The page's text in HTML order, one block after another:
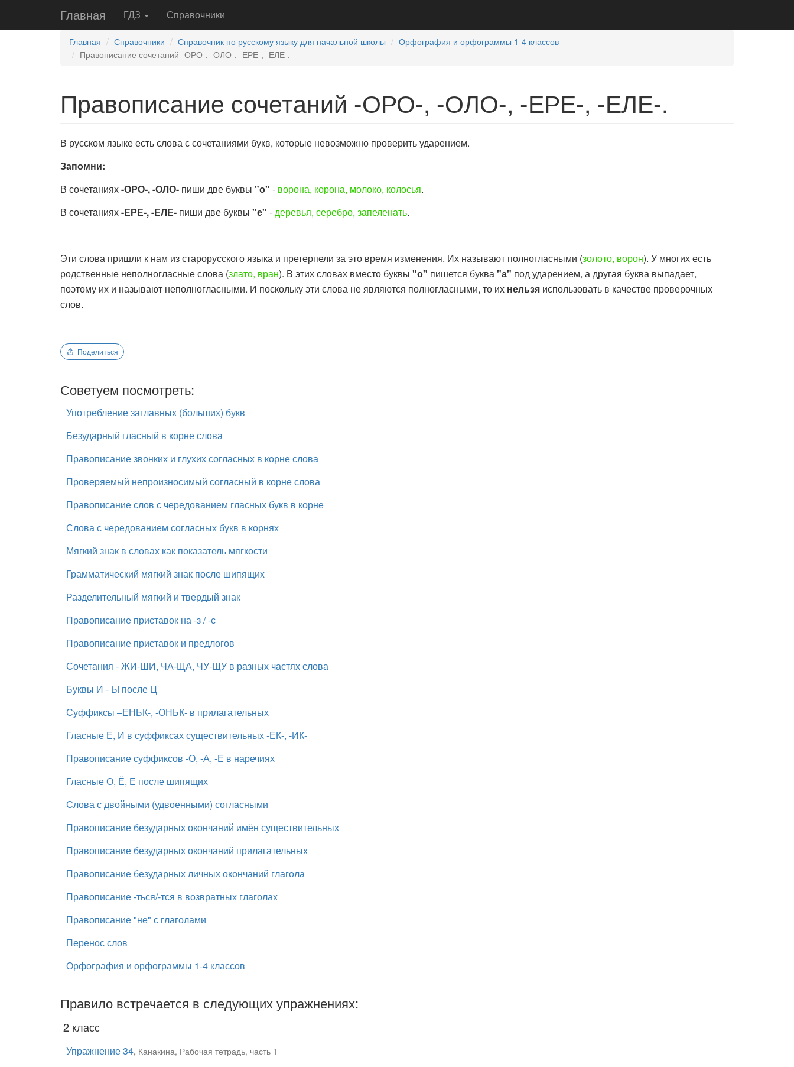
Главная ГДЗ Справочники
Главная Справочники Справочник по русскому языку для начальной школы
Орфография и орфограммы 1-4 классов
Правописание сочетаний -ОРО-, -ОЛО-, -ЕРЕ-, -ЕЛЕ-.
Правописание сочетаний -ОРО-, -ОЛО-, -ЕРЕ-, -ЕЛЕ-.
В русском языке есть слова с сочетаниями букв, которые невозможно проверить ударением.
Запомни:
В сочетаниях-ОРО-, -ОЛО- пиши две буквы "о" - ворона, корона, молоко, колосья.
В сочетаниях-ЕРЕ-, -ЕЛЕ- пиши две буквы "е" -деревья, серебро, запеленать.
Эти слова пришли к нам из старорусского языка и претерпели за это время изменения. Их называют полногласными (золото, ворон). У многих есть
родственные неполногласные слова (злато, вран). В этих словах вместо буквы "о" пишется буква"а" под ударением, а другая буква выпадает,
поэтому их и называют неполногласными. И поскольку эти слова не являются полногласными, то их нельзя использовать в качестве проверочных
слов.
Поделиться
Советуем посмотреть:
Употребление заглавных (больших) букв
Безударный гласный в корне слова
Правописание звонких и глухих согласных в корне слова
Проверяемый непроизносимый согласный в корне слова
Правописание слов с чередованием гласных букв в корне
Слова с чередованием согласных букв в корнях
Мягкий знак в словах как показатель мягкости
Грамматический мягкий знак после шипящих
Разделительный мягкий и твердый знак
Правописание приставок на -з / -с
Правописание приставок и предлогов
Сочетания - ЖИ-ШИ, ЧА-ЩА, ЧУ-ЩУ в разных частях слова
Буквы И - Ы после Ц
Суффиксы –ЕНЬК-, -ОНЬК- в прилагательных
Гласные Е, И в суффиксах существительных -ЕК-, -ИК-
Правописание суффиксов -О, -А, -Е в наречиях
Гласные О, Ё, Е после шипящих
Слова с двойными (удвоенными) согласными
Правописание безударных окончаний имён существительных
Правописание безударных окончаний прилагательных
Правописание безударных личных окончаний глагола
Правописание -ться/-тся в возвратных глаголах
Правописание "не" с глаголами
Перенос слов
Орфография и орфограммы 1-4 классов
Правило встречается в следующих упражнениях:
2 класс
Упражнение 34, Канакина, Рабочая тетрадь, часть 1